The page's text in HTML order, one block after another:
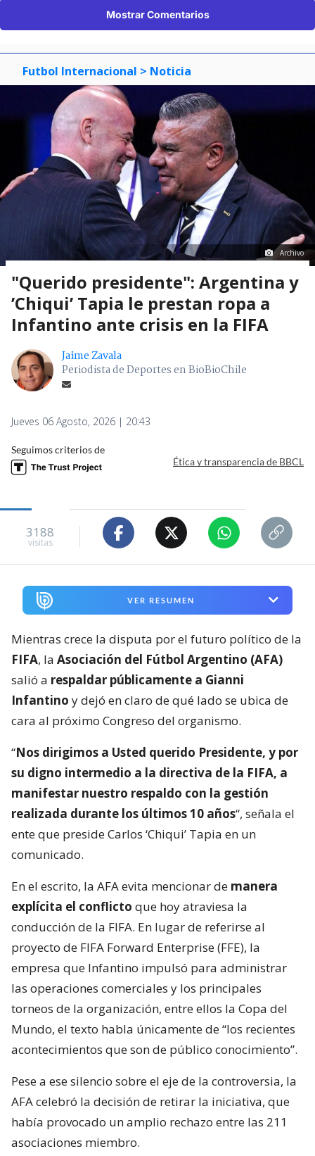
Mostrar Comentarios
Futbol Internacional > Noticia
Archivo
"Querido presidente": Argentina y
’Chiqui’ Tapia le prestan ropa a
Infantino ante crisis en la FIFA
Jaime Zavala
Periodista de Deportes en BioBioChile
Jueves 06 Agosto, 2026 | 20:43
Seguimos criterios de
Ética y transparencia de BBCL
3188
visitas
VER RESUMEN
Mientras crece la disputa por el futuro político de la
FIFA, la Asociación del Fútbol Argentino (AFA)
salió a respaldar públicamente a Gianni
Infantino y dejó en claro de qué lado se ubica de
cara al próximo Congreso del organismo.
“Nos dirigimos a Usted querido Presidente, y por
su digno intermedio a la directiva de la FIFA, a
manifestar nuestro respaldo con la gestión
realizada durante los últimos 10 años“, señala el
ente que preside Carlos ‘Chiqui’ Tapia en un
comunicado.
En el escrito, la AFA evita mencionar de manera
explícita el conflicto que hoy atraviesa la
conducción de la FIFA. En lugar de referirse al
proyecto de FIFA Forward Enterprise (FFE), la
empresa que Infantino impulsó para administrar
las operaciones comerciales y los principales
torneos de la organización, entre ellos la Copa del
Mundo, el texto habla únicamente de “los recientes
acontecimientos que son de público conocimiento”.
Pese a ese silencio sobre el eje de la controversia, la
AFA celebró la decisión de retirar la iniciativa, que
había provocado un amplio rechazo entre las 211
asociaciones miembro.